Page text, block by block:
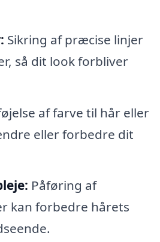
Sikring af præcise linjer
så dit look forbliver
af farve til hår eller
eller forbedre dit
Påføring af
kan forbedre hårets